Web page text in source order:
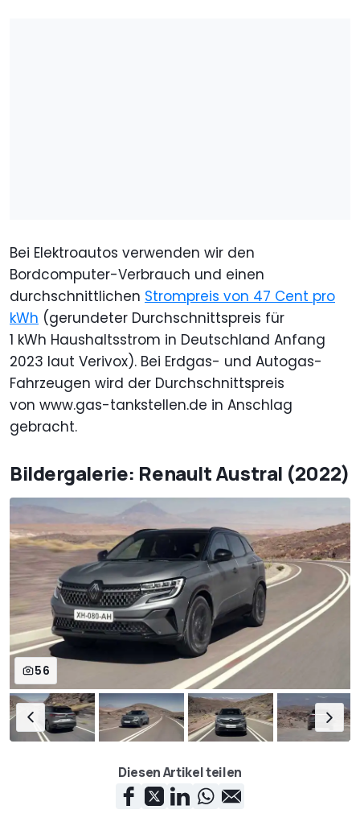
Bei Elektroautos verwenden wir den
Bordcomputer-Verbrauch und einen
durchschnittlichen Strompreis von 47 Cent pro
kWh (gerundeter Durchschnittspreis für
1 kWh Haushaltsstrom in Deutschland Anfang
2023 laut Verivox). Bei Erdgas- und Autogas-
Fahrzeugen wird der Durchschnittspreis
von www.gas-tankstellen.de in Anschlag
gebracht.
Bildergalerie: Renault Austral (2022)
56
Diesen Artikel teilen